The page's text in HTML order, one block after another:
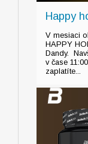
Happy
V mesiaci
HAPPY
Dandy.
v čase
zaplatíte...